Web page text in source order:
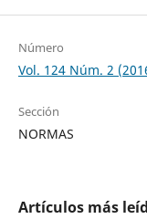
Número
Vol. 124 Núm. 2
Sección
NORMAS
Artículos más